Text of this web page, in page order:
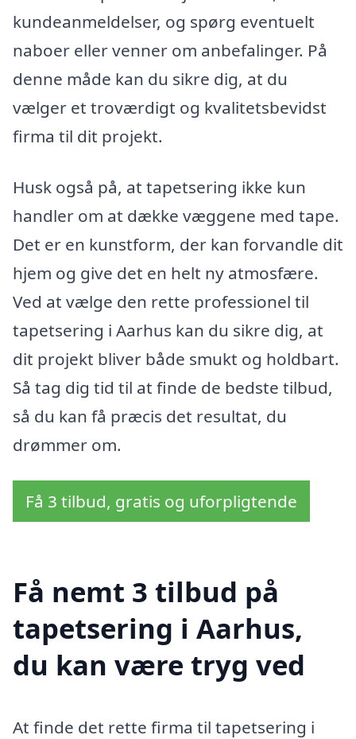
kundeanmeldelser, og spørg eventuelt
naboer eller venner om anbefalinger. På
denne måde kan du sikre dig, at du
vælger et troværdigt og kvalitetsbevidst
firma til dit projekt.
Husk også på, at tapetsering ikke kun
handler om at dække væggene med tape.
Det er en kunstform, der kan forvandle dit
hjem og give det en helt ny atmosfære.
Ved at vælge den rette professionel til
tapetsering i Aarhus kan du sikre dig, at
dit projekt bliver både smukt og holdbart.
Så tag dig tid til at finde de bedste tilbud,
så du kan få præcis det resultat, du
drømmer om.
Få 3 tilbud, gratis og uforpligtende
Få nemt 3 tilbud på
tapetsering i Aarhus,
du kan være tryg ved
At finde det rette firma til tapetsering i